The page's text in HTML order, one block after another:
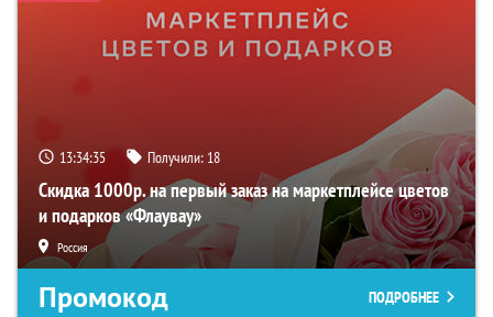
13:34:34 Получили: 18
Скидка 1000р. на первый заказ на маркетплейсе цветов
и подарков «Флаувау»
Россия
Промокод ПОДРОБНЕЕ